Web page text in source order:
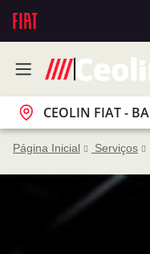
CEOLIN FIAT - BA
Página Inicial Serviços